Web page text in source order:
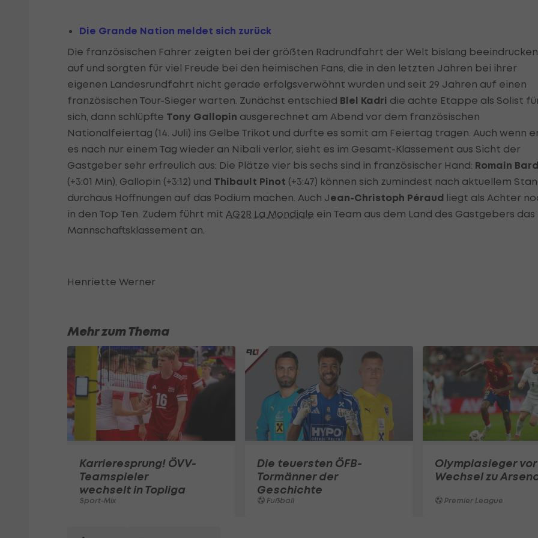
Die Grande Nation meldet sich zurück
Die französischen Fahrer zeigten bei der größten Radrundfahrt der Welt bislang
auf und sorgten für viel Freude bei den heimischen Fans, die in den letzten Jahren bei ihrer
eigenen Landesrundfahrt nicht gerade erfolgsverwöhnt wurden und seit 29 Jahren auf einen
französischen Tour-Sieger warten. Zunächst entschied Blel Kadri die achte Etappe als Solist
sich, dann schlüpfte Tony Gallopin ausgerechnet am Abend vor dem französischen
Nationalfeiertag (14. Juli) ins Gelbe Trikot und durfte es somit am Feiertag tragen. Auch wenn
es nach nur einem Tag wieder an Nibali verlor, sieht es im Gesamt-Klassement aus Sicht der
Gastgeber sehr erfreulich aus: Die Plätze vier bis sechs sind in französischer Hand: Romain
(+3:01 Min), Gallopin (+3:12) und Thibault Pinot (+3:47) können sich zumindest nach aktuellem
durchaus Hoffnungen auf das Podium machen. Auch Jean-Christoph Péraud liegt als Achter
in den Top Ten. Zudem führt mit AG2R La Mondiale ein Team aus dem Land des Gastgebers das
Mannschaftsklassement an.
Henriette Werner
Mehr zum Thema
Karrieresprung! ÖVV-
Teamspieler
wechselt in Topliga
Sport-Mix
Die teuersten ÖFB-
Tormänner der
Geschichte
Fußball
Olympiasieger vor
Wechsel zu
Premier League